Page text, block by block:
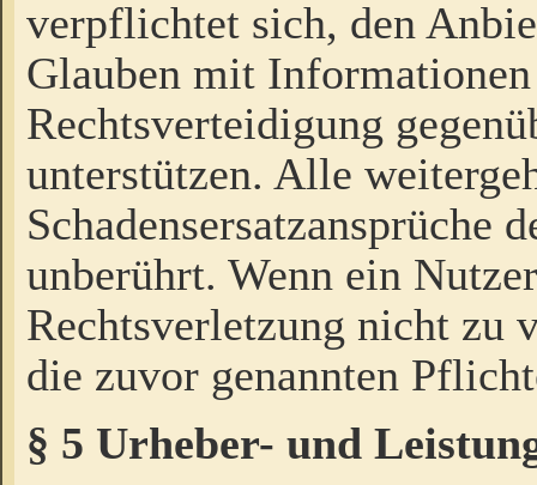
verpflichtet sich, den
Glauben mit
Rechtsverteidigung
unterstützen. Alle
Schadensersatzansprüche
unberührt. Wenn ein
Rechtsverletzung nicht zu
die zuvor genannten
§ 5 Urheber- und